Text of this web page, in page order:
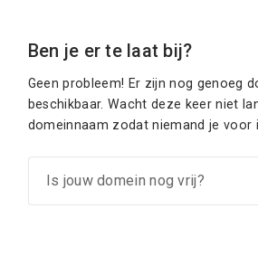
Ben je er te laat bij?
Geen probleem! Er zijn nog genoeg
beschikbaar. Wacht deze keer niet
domeinnaam zodat niemand je voor